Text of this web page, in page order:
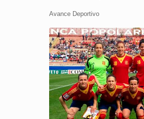
Avance Deportivo